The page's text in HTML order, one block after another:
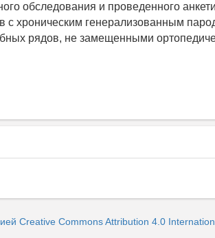
обследования и проведенного
с хроническим генерализованным
рядов, не замещенными
Creative Commons Attribution 4.0